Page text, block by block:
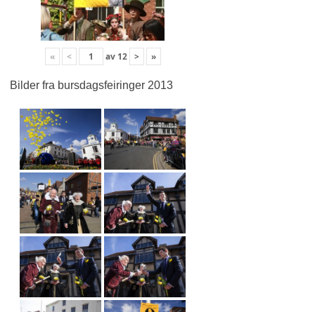
« < av 12 > »
Bilder fra bursdagsfeiringer 2013